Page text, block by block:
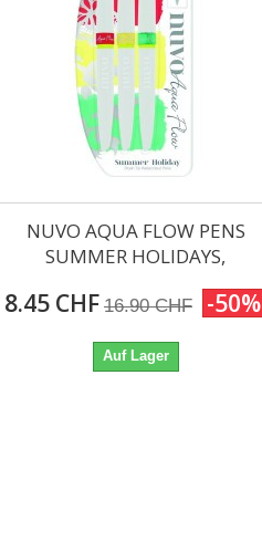
NUVO AQUA FLOW PENS
SUMMER HOLIDAYS,
8.45 CHF 16.90 CHF -50%
Auf Lager